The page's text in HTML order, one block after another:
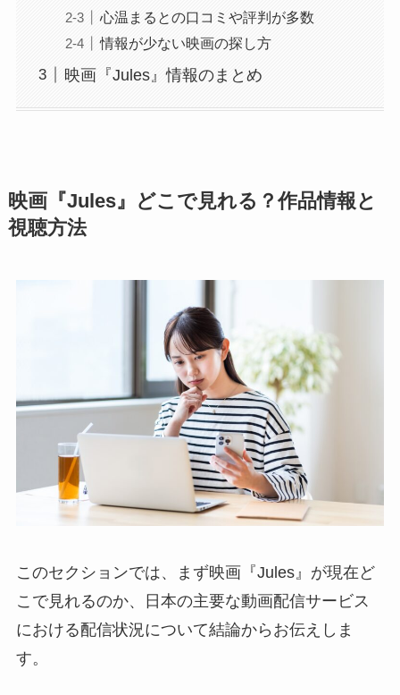
心温まるとの口コミや評判が多数
情報が少ない映画の探し方
映画『Jules』情報のまとめ
映画『Jules』どこで見れる？作品情報と
視聴方法
このセクションでは、まず映画『Jules』が現在ど
こで見れるのか、日本の主要な動画配信サービス
における配信状況について結論からお伝えしま
す。